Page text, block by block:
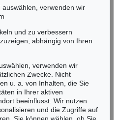
verpassen!
rechtzeitig.
anmelden >
auswählen, verwenden wir
und zu verbessern
abhängig von Ihren
verwenden wir
Zwecke. Nicht
u. a. von Inhalten, die Sie
in Ihrer aktiven
beeinflusst. Wir nutzen
und die Zugriffe auf